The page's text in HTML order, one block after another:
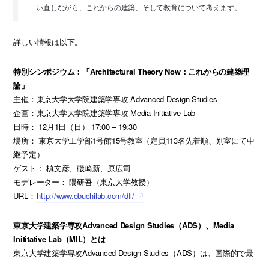
い直しながら、これからの建築、そして教育について考えます。
詳しい情報は以下。
特別シンポジウム：「Architectural Theory Now：これからの建築理
論」
主催：東京大学大学院建築学専攻 Advanced Design Studies
企画：東京大学大学院建築学専攻 Media Initiative Lab
日時： 12月1日（日） 17:00 – 19:30
場所： 東京大学工学部1号館15号教室（定員113名先着順、別室にて中
継予定）
ゲスト： 槙文彦、磯崎新、原広司
モデレーター： 隈研吾（東京大学教授）
URL： http://www.obuchilab.com/dfl/
東京大学建築学専攻Advanced Design Studies（ADS）、Media
Inititative Lab（MIL）とは
東京大学建築学専攻Advanced Design Studies（ADS）は、国際的で最